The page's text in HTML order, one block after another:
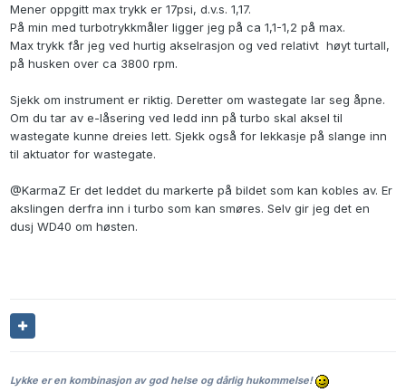
Mener oppgitt max trykk er 17psi, d.v.s. 1,17.
På min med turbotrykkmåler ligger jeg på ca 1,1-1,2 på max.
Max trykk får jeg ved hurtig akselrasjon og ved relativt høyt turtall,
på husken over ca 3800 rpm.
Sjekk om instrument er riktig. Deretter om wastegate lar seg åpne.
Om du tar av e-låsering ved ledd inn på turbo skal aksel til
wastegate kunne dreies lett. Sjekk også for lekkasje på slange inn
til aktuator for wastegate.
@KarmaZ Er det leddet du markerte på bildet som kan kobles av. Er
akslingen derfra inn i turbo som kan smøres. Selv gir jeg det en
dusj WD40 om høsten.
Lykke er en kombinasjon av god helse og dårlig hukommelse!